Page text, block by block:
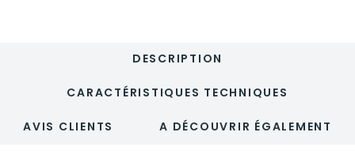
DESCRIPTION
CARACTÉRISTIQUES TECHNIQUES
AVIS CLIENTS A DÉCOUVRIR ÉGALEMENT